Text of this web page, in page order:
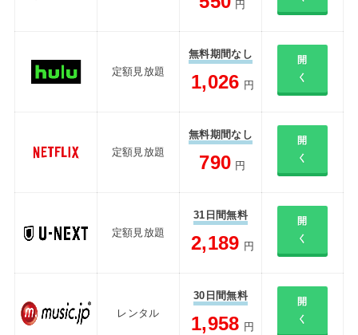
円
定額見放題
無料期間なし
1,026 円
開
く
定額見放題
無料期間なし
790 円
開
く
定額見放題
31日間無料
2,189 円
開
く
レンタル
30日間無料
1,958 円
開
く